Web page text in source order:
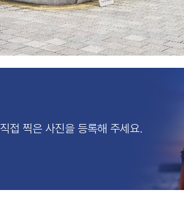
직접 찍은 사진을등록해 주세요.